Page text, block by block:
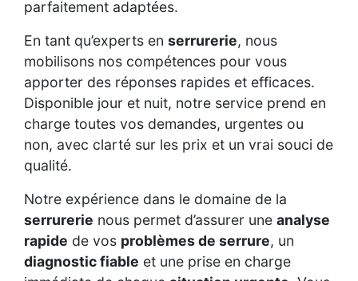
parfaitement adaptées.
En tant qu’experts en serrurerie, nous
mobilisons nos compétences pour vous
apporter des réponses rapides et efficaces.
Disponible jour et nuit, notre service prend en
charge toutes vos demandes, urgentes ou
non, avec clarté sur les prix et un vrai souci de
qualité.
Notre expérience dans le domaine de la
serrurerie nous permet d’assurer une analyse
rapide de vos problèmes de serrure, un
diagnostic fiable et une prise en charge